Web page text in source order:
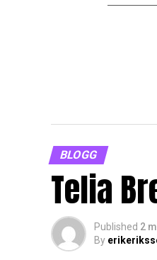
BLOGG
Telia
Published 2
By